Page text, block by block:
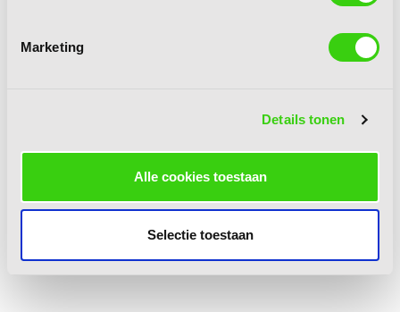
Marketing
Details tonen
Alle cookies toestaan
Selectie toestaan